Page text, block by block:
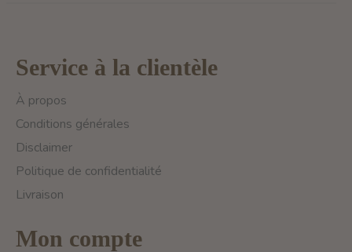
Service à la clientèle
À propos
Conditions générales
Disclaimer
Politique de confidentialité
Livraison
Mon compte